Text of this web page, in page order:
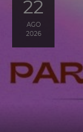
22
AGO
2026